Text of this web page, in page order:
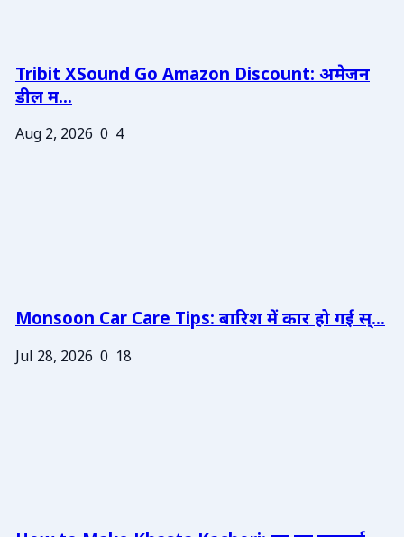
Tribit XSound Go Amazon Discount: अमेजन
डील म...
Aug 2, 2026 0 4
Monsoon Car Care Tips: बारिश में कार हो गई स्...
Jul 28, 2026 0 18